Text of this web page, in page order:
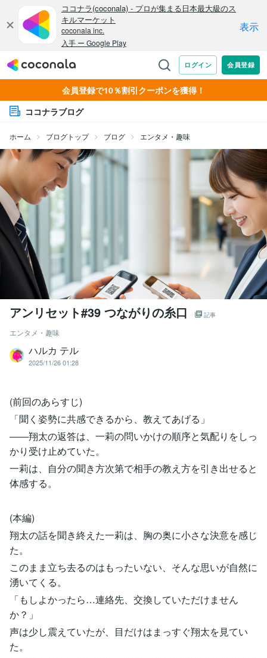
会員登録で10％割引クーポンを獲得！
ココナラブログ
ホーム ブログトップ ブログ エンタメ・趣味
アンリセット#39 つながりの糸口 記事
エンタメ・趣味
ハルカ テル
2025/11/26 01:28
(前回のあらすじ)
「聞く姿勢に共感できるから、教えてあげる」
――翔太の返答は、一莉の問いかけの順序と気配りをしっ
かり受け止めていた。
一莉は、自分の聞き方次第で相手の教え方を引き出せると
体感する。
(本編)
翔太の話を聞き終えた一莉は、胸の奥に小さな決意を感じ
た。
このまま立ち去るのはもったいない、そんな思いが自然に
湧いてくる。
「もしよかったら…連絡先、交換していただけません
か？」
声は少し震えていたが、目だけはまっすぐ翔太を見てい
た。